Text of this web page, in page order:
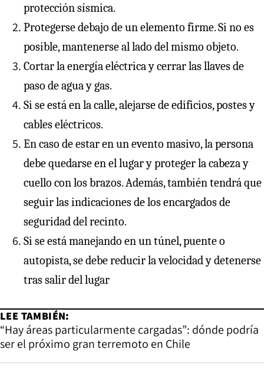
protección sísmica.
Protegerse debajo de un elemento firme. Si no es
posible, mantenerse al lado del mismo objeto.
Cortar la energía eléctrica y cerrar las llaves de
paso de agua y gas.
Si se está en la calle, alejarse de edificios, postes y
cables eléctricos.
En caso de estar en un evento masivo, la persona
debe quedarse en el lugar y proteger la cabeza y
cuello con los brazos. Además, también tendrá que
seguir las indicaciones de los encargados de
seguridad del recinto.
Si se está manejando en un túnel, puente o
autopista, se debe reducir la velocidad y detenerse
tras salir del lugar
LEE TAMBIÉN:
“Hay áreas particularmente cargadas”: dónde podría
ser el próximo gran terremoto en Chile